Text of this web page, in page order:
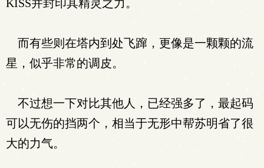
KISS并封印其精灵之力。
而有些则在塔内到处飞蹿，更像是一颗颗的流
星，似乎非常的调皮。
不过想一下对比其他人，已经强多了，最起码
可以无伤的挡两个，相当于无形中帮苏明省了很
大的力气。